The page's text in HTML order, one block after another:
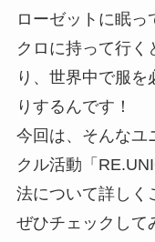
ローゼットに眠っ
クロに持って行く
り、世界中で服
りするんです！
今回は、そんなユ
クル活動「
法について詳しく
ぜひチェックして